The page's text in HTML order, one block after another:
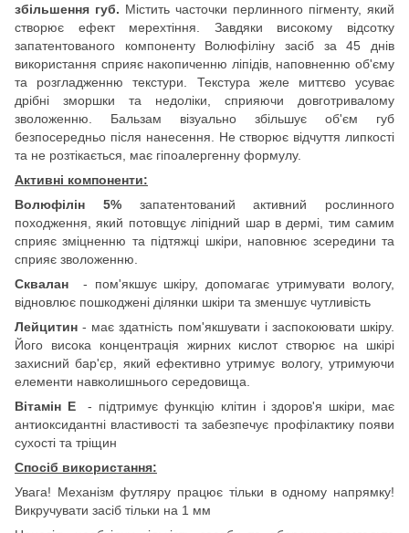
збільшення губ. Містить часточки перлинного пігменту, який
створює ефект мерехтіння. Завдяки високому відсотку
запатентованого компоненту Волюфіліну засіб за 45 днів
використання сприяє накопиченню ліпідів, наповненню об'єму
та розгладженню текстури. Текстура желе миттєво усуває
дрібні зморшки та недоліки, сприяючи довготривалому
зволоженню. Бальзам візуально збільшує об'єм губ
безпосередньо після нанесення. Не створює відчуття липкості
та не розтікається, має гіпоалергенну формулу.
Активні компоненти:
Волюфілін 5%запатентований активний рослинного
походження, який потовщує ліпідний шар в дермі, тим самим
сприяє зміцненню та підтяжці шкіри, наповнює зсередини та
сприяє зволоженню.
Сквалан - пом'якшує шкіру, допомагає утримувати вологу,
відновлює пошкоджені ділянки шкіри та зменшує чутливість
Лейцитин- має здатність пом'якшувати і заспокоювати шкіру.
Його висока концентрація жирних кислот створює на шкірі
захисний бар'єр, який ефективно утримує вологу, утримуючи
елементи навколишнього середовища.
Вітамін Е- підтримує функцію клітин і здоров'я шкіри, має
антиоксидантні властивості та забезпечує профілактику появи
сухості та тріщин
Спосіб використання:
Увага! Механізм футляру працює тільки в одному напрямку!
Викручувати засіб тільки на 1 мм